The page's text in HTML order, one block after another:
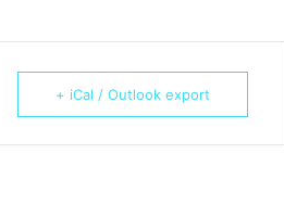
+ iCal / Outlook export